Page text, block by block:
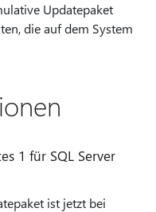
Updatepaket
die auf dem System
1 für SQL Server
ist jetzt bei